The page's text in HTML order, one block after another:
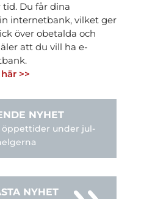
Du får dina
internetbank, vilket ger
över obetalda och
att du vill ha e-
>>
öppettider under jul-